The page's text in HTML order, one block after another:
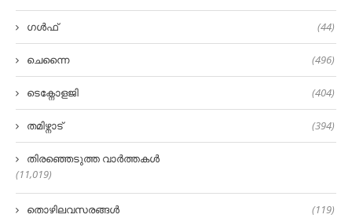
ഗൾഫ് (44)
ചെന്നൈ (496)
ടെക്നോളജി (404)
തമിഴ്നാട് (394)
തിരഞ്ഞെടുത്ത വാർത്തകൾ
(11,019)
തൊഴിലവസരങ്ങൾ (119)